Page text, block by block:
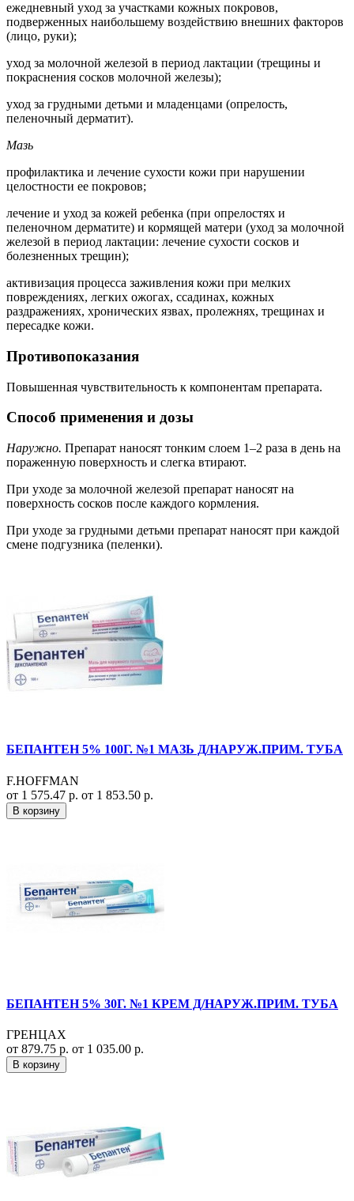
ежедневный уход за участками кожных покровов,
подверженных наибольшему воздействию внешних факторов
(лицо, руки);
уход за молочной железой в период лактации (трещины и
покраснения сосков молочной железы);
уход за грудными детьми и младенцами (опрелость,
пеленочный дерматит).
Мазь
профилактика и лечение сухости кожи при нарушении
целостности ее покровов;
лечение и уход за кожей ребенка (при опрелостях и
пеленочном дерматите) и кормящей матери (уход за молочной
железой в период лактации: лечение сухости сосков и
болезненных трещин);
активизация процесса заживления кожи при мелких
повреждениях, легких ожогах, ссадинах, кожных
раздражениях, хронических язвах, пролежнях, трещинах и
пересадке кожи.
Противопоказания
Повышенная чувствительность к компонентам препарата.
Способ применения и дозы
Наружно. Препарат наносят тонким слоем 1–2 раза в день на
пораженную поверхность и слегка втирают.
При уходе за молочной железой препарат наносят на
поверхность сосков после каждого кормления.
При уходе за грудными детьми препарат наносят при каждой
смене подгузника (пеленки).
БЕПАНТЕН 5% 100Г. №1 МАЗЬ Д/НАРУЖ.ПРИМ. ТУБА
F.HOFFMAN
от 1 575.47 р. от 1 853.50 р.
В корзину
БЕПАНТЕН 5% 30Г. №1 КРЕМ Д/НАРУЖ.ПРИМ. ТУБА
ГРЕНЦАХ
от 879.75 р. от 1 035.00 р.
В корзину